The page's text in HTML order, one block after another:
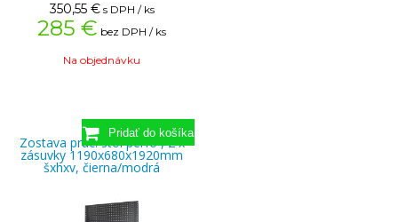
350,55 € s DPH / ks
285 € bez DPH / ks
Na objednávku
Zostava prac. stôl perfo , 2 x
zásuvky 1190x680x1920mm
šxhxv, čierna/modrá